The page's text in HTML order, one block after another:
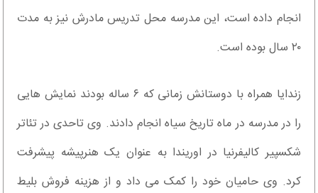
انجام داده است، این مدرسه محل تدریس مادرش نیز به مدت
۲۰ سال بوده است.
زندایا همراه با دوستانش زمانی که ۶ ساله بودند نمایش هایی
را در مدرسه در ماه تاریخ سیاه انجام دادند. وی تاحدی در تئاتر
شکسپیر کالیفرنیا در اوریندا به عنوان یک هنرپیشه پیشرفت
کرد. وی حامیان خود را کمک می داد و از هزینه فروش بلیط